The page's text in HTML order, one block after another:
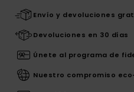
Envío y devoluciones
Devoluciones en 30 días
Únete al programa de
Nuestro compromiso